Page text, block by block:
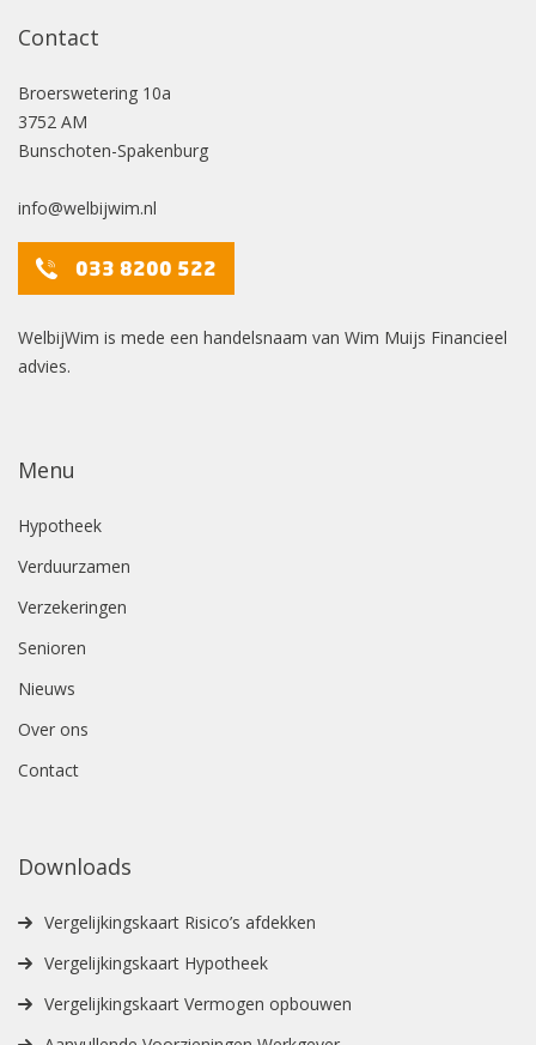
Contact
Broerswetering 10a
3752 AM
Bunschoten-Spakenburg
info@welbijwim.nl
033 8200 522
WelbijWim is mede een handelsnaam van Wim Muijs Financieel
advies.
Menu
Hypotheek
Verduurzamen
Verzekeringen
Senioren
Nieuws
Over ons
Contact
Downloads
Vergelijkingskaart Risico’s afdekken
Vergelijkingskaart Hypotheek
Vergelijkingskaart Vermogen opbouwen